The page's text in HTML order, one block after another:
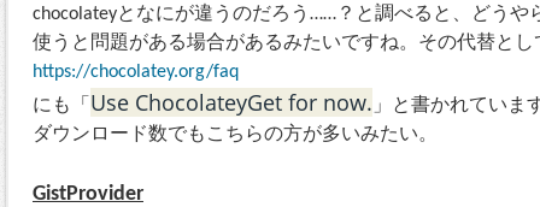
chocolateyとなにが違うのだろう……？と調べると、どうや
使うと問題がある場合があるみたいですね。その代替と
https://chocolatey.org/faq
にも「 Use ChocolateyGet for now. 」と書かれていま
ダウンロード数でもこちらの方が多いみたい。
GistProvider